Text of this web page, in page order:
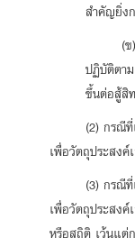
สำคัญยิ่ง
(
ปฏิบัติตา
ขึ้นต่อสู้สิ
(2) กรณี
เพื่อวัตถุประสงค์
(3) กรณี
เพื่อวัตถุประสงค์
หรือสถิติ เว้นแต่